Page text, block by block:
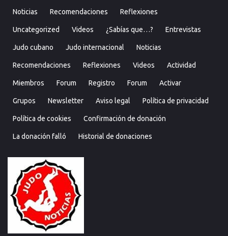
Noticias Recomendaciones Reflexiones
Uncategorized Videos ¿Sabías que…? Entrevistas
Judo cubano Judo internacional Noticias
Recomendaciones Reflexiones Videos Actividad
Miembros Forum Registro Forum Activar
Grupos Newsletter Aviso legal Política de privacidad
Política de cookies Confirmación de donación
La donación falló Historial de donaciones